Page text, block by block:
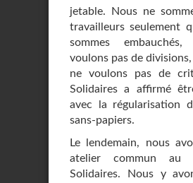
jetable. Nous ne
travailleurs seulement
sommes
voulons pas de
ne voulons pas de
Solidaires a affirmé
avec la régularisation
sans-papiers.
Le lendemain, nous
atelier commun au
Solidaires. Nous y